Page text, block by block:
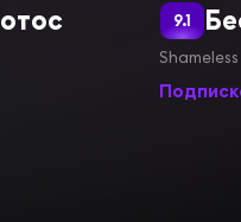
9.1
Shameless